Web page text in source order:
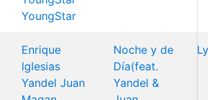
YoungStar
Enrique
Iglesias
Yandel Juan
Noche y de
Día(feat.
Yandel &